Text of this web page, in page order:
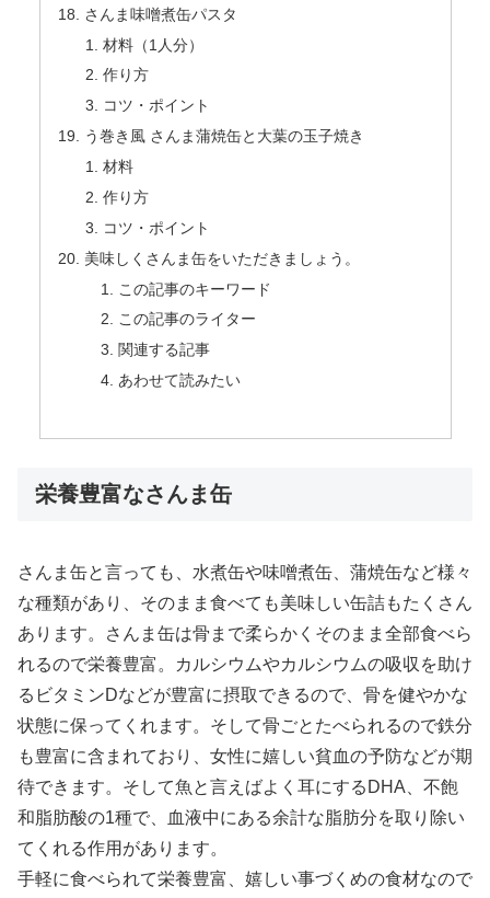
さんま味噌煮缶パスタ
材料（1人分）
作り方
コツ・ポイント
う巻き風 さんま蒲焼缶と大葉の玉子焼き
材料
作り方
コツ・ポイント
美味しくさんま缶をいただきましょう。
この記事のキーワード
この記事のライター
関連する記事
あわせて読みたい
栄養豊富なさんま缶
さんま缶と言っても、水煮缶や味噌煮缶、蒲焼缶など様々
な種類があり、そのまま食べても美味しい缶詰もたくさん
あります。さんま缶は骨まで柔らかくそのまま全部食べら
れるので栄養豊富。カルシウムやカルシウムの吸収を助け
るビタミンDなどが豊富に摂取できるので、骨を健やかな
状態に保ってくれます。そして骨ごとたべられるので鉄分
も豊富に含まれており、女性に嬉しい貧血の予防などが期
待できます。そして魚と言えばよく耳にするDHA、不飽
和脂肪酸の1種で、血液中にある余計な脂肪分を取り除い
てくれる作用があります。
手軽に食べられて栄養豊富、嬉しい事づくめの食材なので